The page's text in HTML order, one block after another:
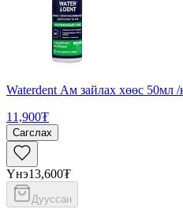
Waterdent Ам зайлах хөөс 50мл
11,900₮
Сагслах
Үнэ13,600₮
Дууссан